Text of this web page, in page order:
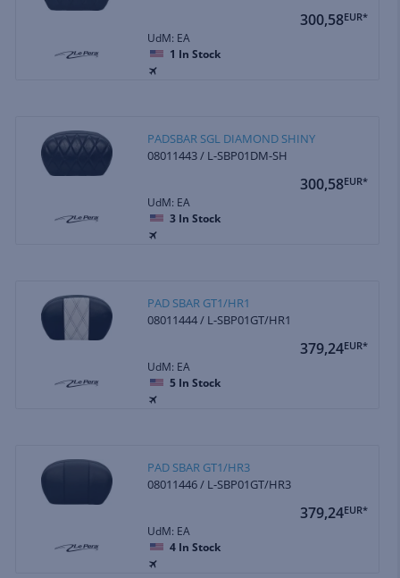
300,58EUR*
UdM: EA
1 In Stock
PADSBAR SGL DIAMOND SHINY
08011443 / L-SBP01DM-SH
300,58EUR*
UdM: EA
3 In Stock
PAD SBAR GT1/HR1
08011444 / L-SBP01GT/HR1
379,24EUR*
UdM: EA
5 In Stock
PAD SBAR GT1/HR3
08011446 / L-SBP01GT/HR3
379,24EUR*
UdM: EA
4 In Stock